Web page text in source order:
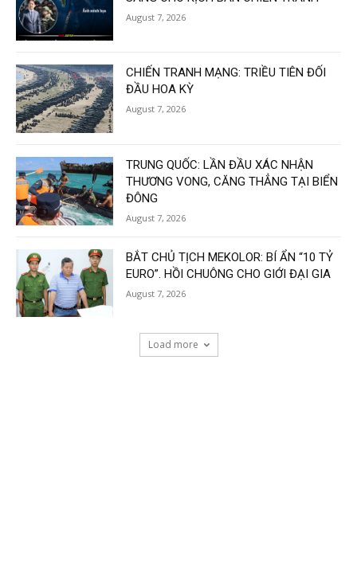
August 7, 2026
CHIẾN TRANH MẠNG: TRIỀU TIÊN ĐỐI
ĐẦU HOA KỲ
August 7, 2026
TRUNG QUỐC: LẦN ĐẦU XÁC NHẬN
THƯƠNG VONG, CĂNG THẲNG TẠI BIỂN
ĐÔNG
August 7, 2026
BẮT CHỦ TỊCH MEKOLOR: BÍ ẨN “10 TỶ
EURO”. HỒI CHUÔNG CHO GIỚI ĐẠI GIA
August 7, 2026
Load more